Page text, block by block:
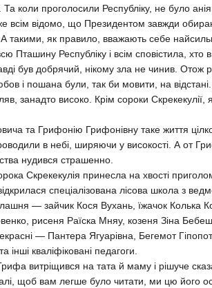
коли проголосили Республіку, не було
всім відомо, що Президентом завжди
такими, як правило, вважають себе
Пташину Республіку і всім сповістила,
був добрячий, нікому зла не чинив. Отож
і пошана були, так би мовити, на
занадто високо. Крім сороки Скрекекулії,
та Грифонію Грифонівну таке життя
в небі, ширяючи у високості. А от
нудився страшенно.
Скрекекулія принесла на хвості
спеціалізована лісова школа з
— зайчик Кося Вухань, їжачок Колька
рисеня Раїска Мняу, козеня Зіна
— Пантера Ягуарівна, Бегемот
інші кваліфіковані педагоги.
витріщився на тата й маму і рішуче
щоб вам легше було читати, ми цю його